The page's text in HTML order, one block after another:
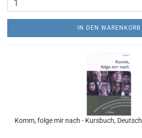
IN DEN WARENKORB
Komm, folge mir nach - Kursbuch, Deutsch